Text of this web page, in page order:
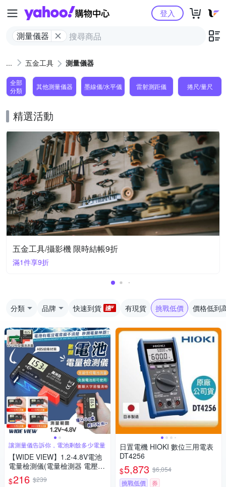
Yahoo購物中心
測量儀器
登入
五金工具 測量儀器
全部
分類
其他測量儀器 墨線儀/水平儀 雷射測距儀 捲尺/量尺
精選活動
五金工具/攝影機 限時結帳9折
滿1件享9折
分類 品牌 快速到貨 有現貨 挑戰低價 價格低到
讓測量儀告訴你，電池剩餘多少電量
【WIDE VIEW】1.2-4.8V電池
電量檢測儀(電量檢測器 電壓測
量器 電池電壓 測電儀/BT-168P
RO)
$216 $239
日置電機 HIOKI 數位三用電表
DT4256
$5,873 $6,054
挑戰低價
券